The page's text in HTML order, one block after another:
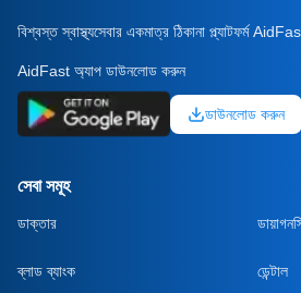
বিশ্বস্ত স্বাস্থ্যসেবার একমাত্র ঠিকানা প্ল্যাটফর্ম
AidFast অ্যাপ ডাউনলোড করুন
ডাউনলোড করুন
সেবা সমূহ
ডাক্তার
ব্লাড ব্যাংক ডেন্টাল